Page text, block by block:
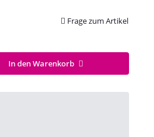
Frage zum Artikel
In den Warenkorb